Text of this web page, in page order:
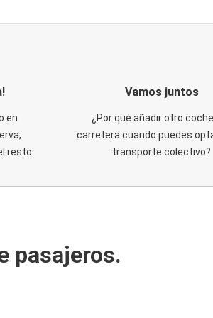
en
resto.
Vamos juntos
¿Por qué añadir otro
carretera cuando puedes
transporte colectivo?
pasajeros.